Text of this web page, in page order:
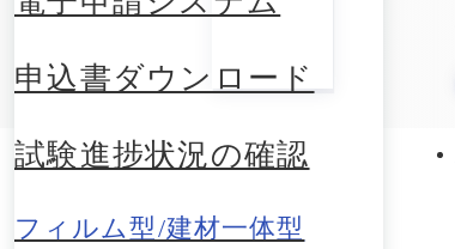
申込書ダウンロード
試験進捗状況の確認
フィルム型/建材一体型